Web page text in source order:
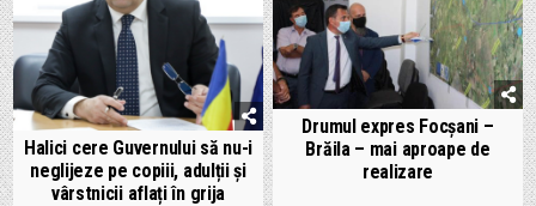
Halici cere Guvernului să nu-i
neglijeze pe copiii, adulții și
vârstnicii aflați în grija
Drumul expres Focșani –
Brăila – mai aproape de
realizare